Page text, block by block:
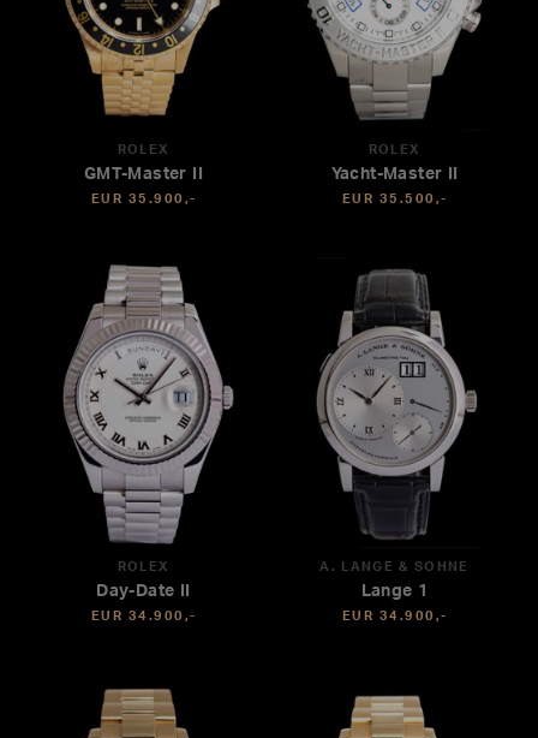
ROLEX
GMT-Master II
EUR 35.900,-
ROLEX
Yacht-Master II
EUR 35.500,-
ROLEX
Day-Date II
EUR 34.900,-
A. LANGE & SÖHNE
Lange 1
EUR 34.900,-